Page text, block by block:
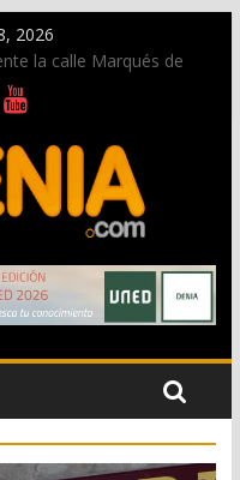
2026
la calle Marqués de
Cristiana
en la N-332
en Cruz Roja
Entraeta Festera
más de 50.000 imágenes